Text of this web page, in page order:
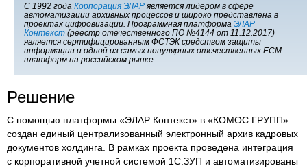
С 1992 года Корпорация ЭЛАР является лидером в сфере
автоматизации архивных процессов и широко представлена в
проектах цифровизации. Программная платформа ЭЛАР
Контекст (реестр отечественного ПО №4144 от 11.12.2017)
является сертифицированным ФСТЭК средством защиты
информации и одной из самых популярных отечественных ECM-
платформ на российском рынке.
Решение
С помощью платформы «ЭЛАР Контекст» в «КОМОС ГРУПП»
создан единый централизованный электронный архив кадровых
документов холдинга. В рамках проекта проведена интеграция
с корпоративной учетной системой 1С:ЗУП и автоматизированы